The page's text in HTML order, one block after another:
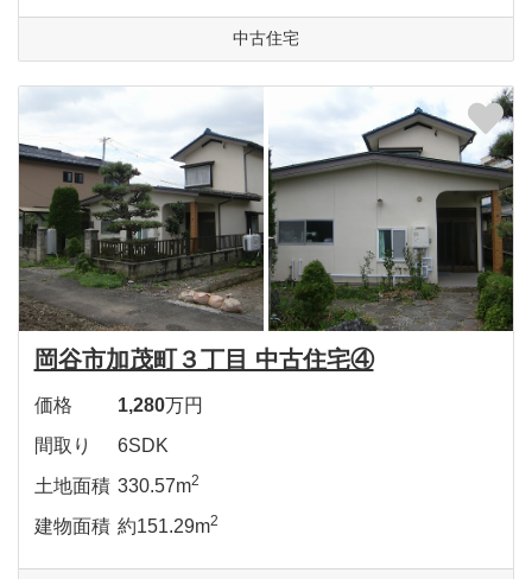
中古住宅
岡谷市加茂町３丁目 中古住宅④
価格 1,280万円
間取り
6SDK
土地面積 330.57m2
建物面積 約151.29m2